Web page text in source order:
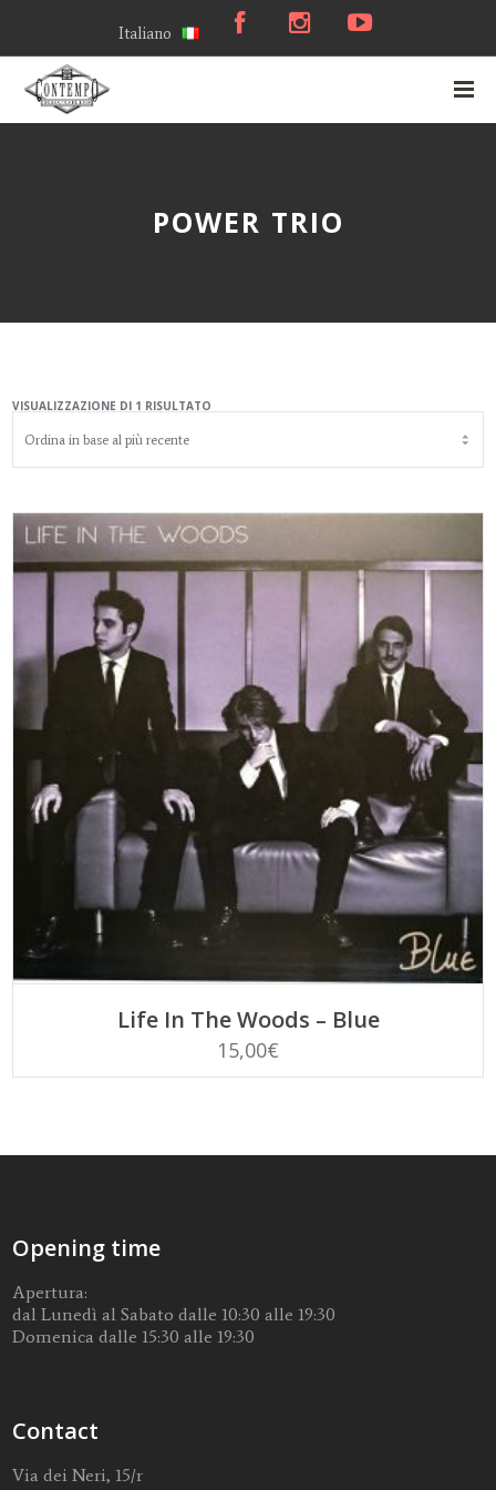
Italiano
POWER TRIO
VISUALIZZAZIONE DI 1 RISULTATO
Life In The Woods – Blue
15,00€
Opening time
Apertura:
dal Lunedì al Sabato dalle 10:30 alle 19:30
Domenica dalle 15:30 alle 19:30
Contact
Via dei Neri, 15/r